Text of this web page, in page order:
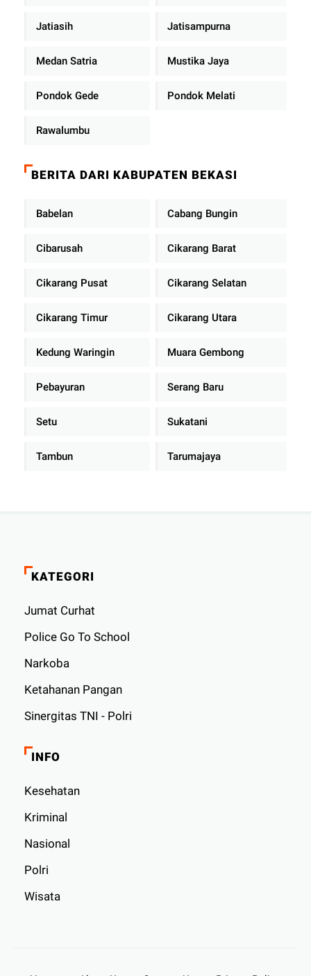
Jatiasih Jatisampurna
Medan Satria Mustika Jaya
Pondok Gede Pondok Melati
Rawalumbu
BERITA DARI KABUPATEN BEKASI
Babelan Cabang Bungin
Cibarusah Cikarang Barat
Cikarang Pusat Cikarang Selatan
Cikarang Timur Cikarang Utara
Kedung Waringin Muara Gembong
Pebayuran Serang Baru
Setu Sukatani
Tambun Tarumajaya
KATEGORI
Jumat Curhat
Police Go To School
Narkoba
Ketahanan Pangan
Sinergitas TNI - Polri
INFO
Kesehatan
Kriminal
Nasional
Polri
Wisata